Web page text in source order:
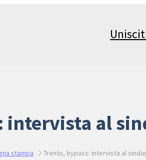
intervista al
stampa Trento, bypass: intervista al